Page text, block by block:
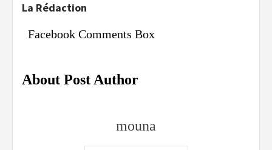
La Rédaction
Facebook Comments Box
About Post Author
mouna